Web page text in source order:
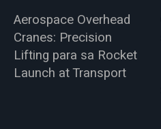
Aerospace Overhead
Cranes: Precision
Lifting para sa Rocket
Launch at Transport